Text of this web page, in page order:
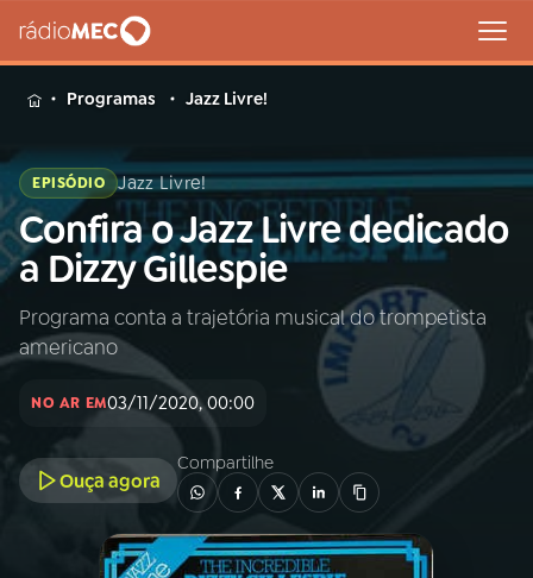
MENU
Buscar
na
Rádio
MEC
Buscar
Início AO VIVO
Programas Jazz Livre!
EPISÓDIO Jazz Livre!
Confira o Jazz Livre dedicado
a Dizzy Gillespie
Programa conta a trajetória musical do trompetista
americano
NO AR EM03/11/2020, 00:00
Ouça agora
Compartilhe